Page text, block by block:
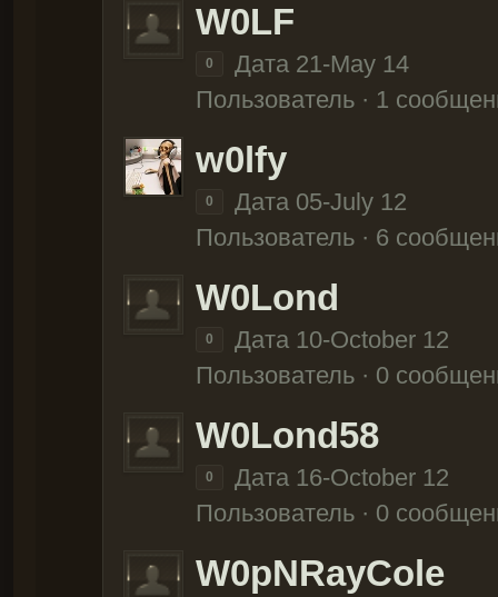
W0LF
0
Дата 21-May 14
Пользователь · 1
w0lfy
0
Дата 05-July 12
Пользователь · 6
W0Lond
0
Дата 10-October 12
Пользователь · 0
W0Lond58
0
Дата 16-October 12
Пользователь · 0
W0pNRayCole